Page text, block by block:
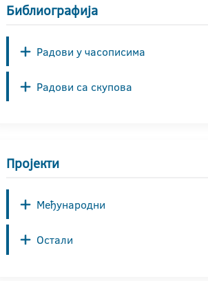
Библиографија
Радови у часописима
Радови са скупова
Пројекти
Међународни
Остали